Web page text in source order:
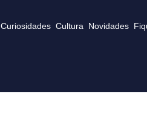
Curiosidades Cultura Novidades